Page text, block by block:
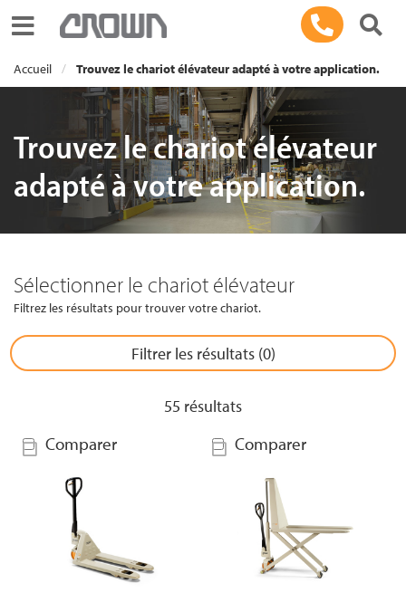
Toggle navigation
Accueil Trouvez le chariot élévateur adapté à votre application.
Trouvez le chariot élévateur
adapté à votre application.
Sélectionner le chariot élévateur
Filtrez les résultats pour trouver votre chariot.
Filtrer les résultats (0)
55 résultats
Comparer Comparer